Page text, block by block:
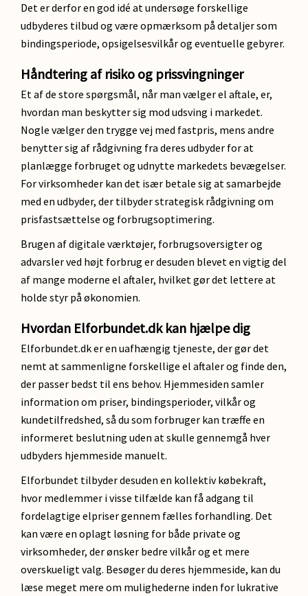
Det er derfor en god idé at undersøge forskellige
udbyderes tilbud og være opmærksom på detaljer som
bindingsperiode, opsigelsesvilkår og eventuelle gebyrer.
Håndtering af risiko og prissvingninger
Et af de store spørgsmål, når man vælger el aftale, er,
hvordan man beskytter sig mod udsving i markedet.
Nogle vælger den trygge vej med fastpris, mens andre
benytter sig af rådgivning fra deres udbyder for at
planlægge forbruget og udnytte markedets bevægelser.
For virksomheder kan det især betale sig at samarbejde
med en udbyder, der tilbyder strategisk rådgivning om
prisfastsættelse og forbrugsoptimering.
Brugen af digitale værktøjer, forbrugsoversigter og
advarsler ved højt forbrug er desuden blevet en vigtig del
af mange moderne el aftaler, hvilket gør det lettere at
holde styr på økonomien.
Hvordan Elforbundet.dk kan hjælpe dig
Elforbundet.dk er en uafhængig tjeneste, der gør det
nemt at sammenligne forskellige el aftaler og finde den,
der passer bedst til ens behov. Hjemmesiden samler
information om priser, bindingsperioder, vilkår og
kundetilfredshed, så du som forbruger kan træffe en
informeret beslutning uden at skulle gennemgå hver
udbyders hjemmeside manuelt.
Elforbundet tilbyder desuden en kollektiv købekraft,
hvor medlemmer i visse tilfælde kan få adgang til
fordelagtige elpriser gennem fælles forhandling. Det
kan være en oplagt løsning for både private og
virksomheder, der ønsker bedre vilkår og et mere
overskueligt valg. Besøger du deres hjemmeside, kan du
læse meget mere om mulighederne inden for lukrative